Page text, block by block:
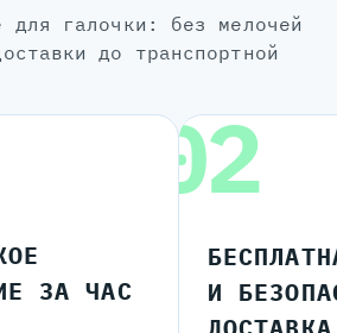
до транспортной
ЗА ЧАС
02
И